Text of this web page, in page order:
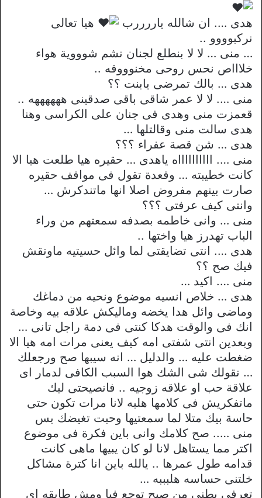
هدى …. ان شالله ياررررب
هيا تعالى
نركبوووو ..
… منى … لا لا بنطلع لجنان نشم شوووية هواء
خلاااص نحس روحى مخنوووقه ..
هدى … بالك تمرضى يابنت ؟؟
منى …. لا لا عمر شاقى باقى صدقينى ههههههه ..
قعمزت منى وهدى فى جنان على الكراسى وهنا
هدى سالت منى وقالتلها …
هدى … شن قصة عفراء ؟؟؟
منى …. ااااااااااه ياهدى … حقيره هيا طلعت هيا الا
كانت خطيبته … وقعدة تقول فى مواقف حقيره
صارت بينهم مفروض اصلا انها ماتندكرش …
وانتى كيف عرفتى ؟؟؟
منى … وانى خاطمه بصدفه سمعتهم من وراء
الباب تهدرز هيا واختها ..
هدى …. انتى تضايقتى لما وائل حسيتيه ماوتقش
فيك صح ؟؟
منى …. اكيد …
هدى … خلاص انسيه موضوع ونحيه من دماغك
وماضى وائل هدا يخضه وماليكش علاقه بيه وخاصة
انك فى والوقت هدكا كنتى فى دمة راجل تانى …
وبعدين انتى شفتى امه كيف يعنى مرات امه هيا الا
ضغطت عليه … والدليل … انه سيبها صح ورجعلك
… نقولك شى الشك هوا السبب الكافى لدمار اى
علاقة حب او علاقه زوجيه .. فانصيحتى ليك
ماتفكريش فى كلامها هلبه لانا مرات تكون حتى
حاسة بيك متلا لما سمعتيها وحبت تغيضك بس
منى ….. صح كلامك وانى باين فكرة فى موضوع
اكتر مما يستاهل لانا لو كان يبيها ماهى كانت
قدامه طول عمرها .. يالله باين انا كترة مشاكل
خلتنى حساسه هلبببه …
تعرفى بطنى من صبح توجع فيا ومش طايقه اى